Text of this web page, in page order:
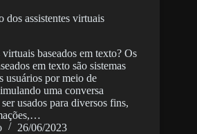
dos assistentes virtuais
virtuais baseados em texto? Os
em texto são sistemas
usuários por meio de
uma conversa
usados para diversos fins,
26/06/2023